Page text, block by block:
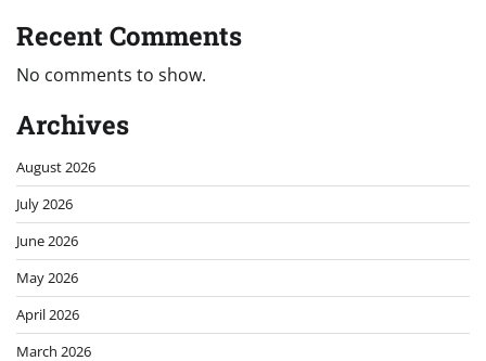
Recent Comments
No comments to show.
Archives
August 2026
July 2026
June 2026
May 2026
April 2026
March 2026